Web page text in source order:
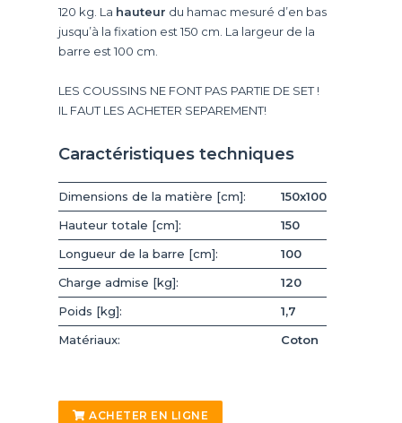
120 kg. La hauteur du hamac mesuré d’en bas
jusqu’à la fixation est 150 cm. La largeur de la
barre est 100 cm.
LES COUSSINS NE FONT PAS PARTIE DE SET !
IL FAUT LES ACHETER SEPAREMENT!
Caractéristiques techniques
Dimensions de la matière [cm]:
150x100
Hauteur totale [cm]:
150
Longueur de la barre [cm]:
100
Charge admise [kg]:
120
Poids [kg]:
1,7
Matériaux:
Coton
ACHETER EN LIGNE